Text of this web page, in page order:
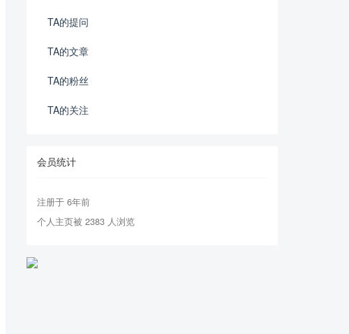
TA的提问
TA的文章
TA的粉丝
TA的关注
会员统计
注册于 6年前
个人主页被 2383 人浏览